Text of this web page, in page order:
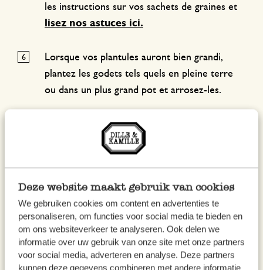
Deze website maakt gebruik van cookies
We gebruiken cookies om content en advertenties te
personaliseren, om functies voor social media te bieden en
om ons websiteverkeer te analyseren. Ook delen we
informatie over uw gebruik van onze site met onze partners
voor social media, adverteren en analyse. Deze partners
kunnen deze gegevens combineren met andere informatie
les instructions sur vos sachets de graines et
lisez nos astuces ici.
Lorsque vos plantules auront bien grandi,
plantez les godets tels quels en pleine terre
ou dans un plus grand pot et arrosez-les.